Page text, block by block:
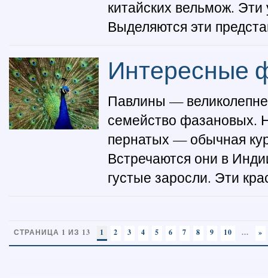
китайских вельмож.
Выделяются эти
Интересные
Павлины —
семейство фазановых.
пернатых — обычная
Встречаются они в
густые заросли. Эти
СТРАНИЦА 1 ИЗ 13 1 2 3 4 5 6 7 8 9 10 ... »